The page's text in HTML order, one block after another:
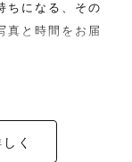
ちになる、その
真と時間をお届
く